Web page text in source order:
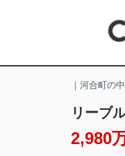
｜河合町の
リーブ
2,980